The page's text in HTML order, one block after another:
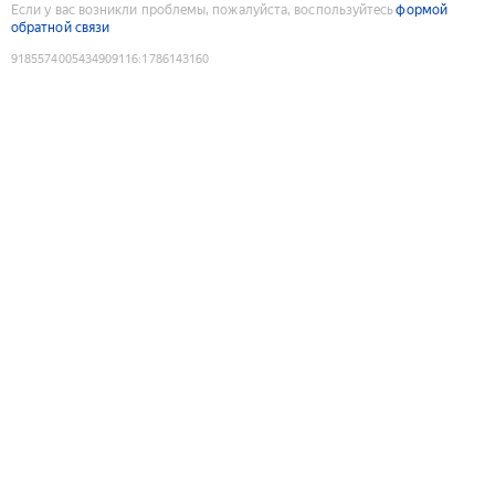
Если у вас возникли проблемы, пожалуйста, воспользуйтесьформой
обратной связи
9185574005434909116:1786143160